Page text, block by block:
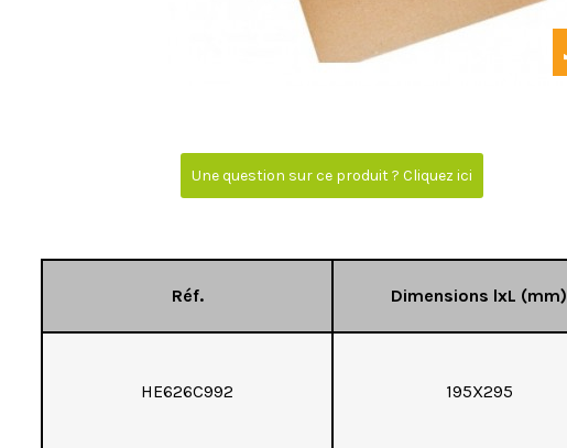
Une question sur ce produit ? Cliquez ici
Réf. Dimensions lxL (mm)
HE626C992 195X295